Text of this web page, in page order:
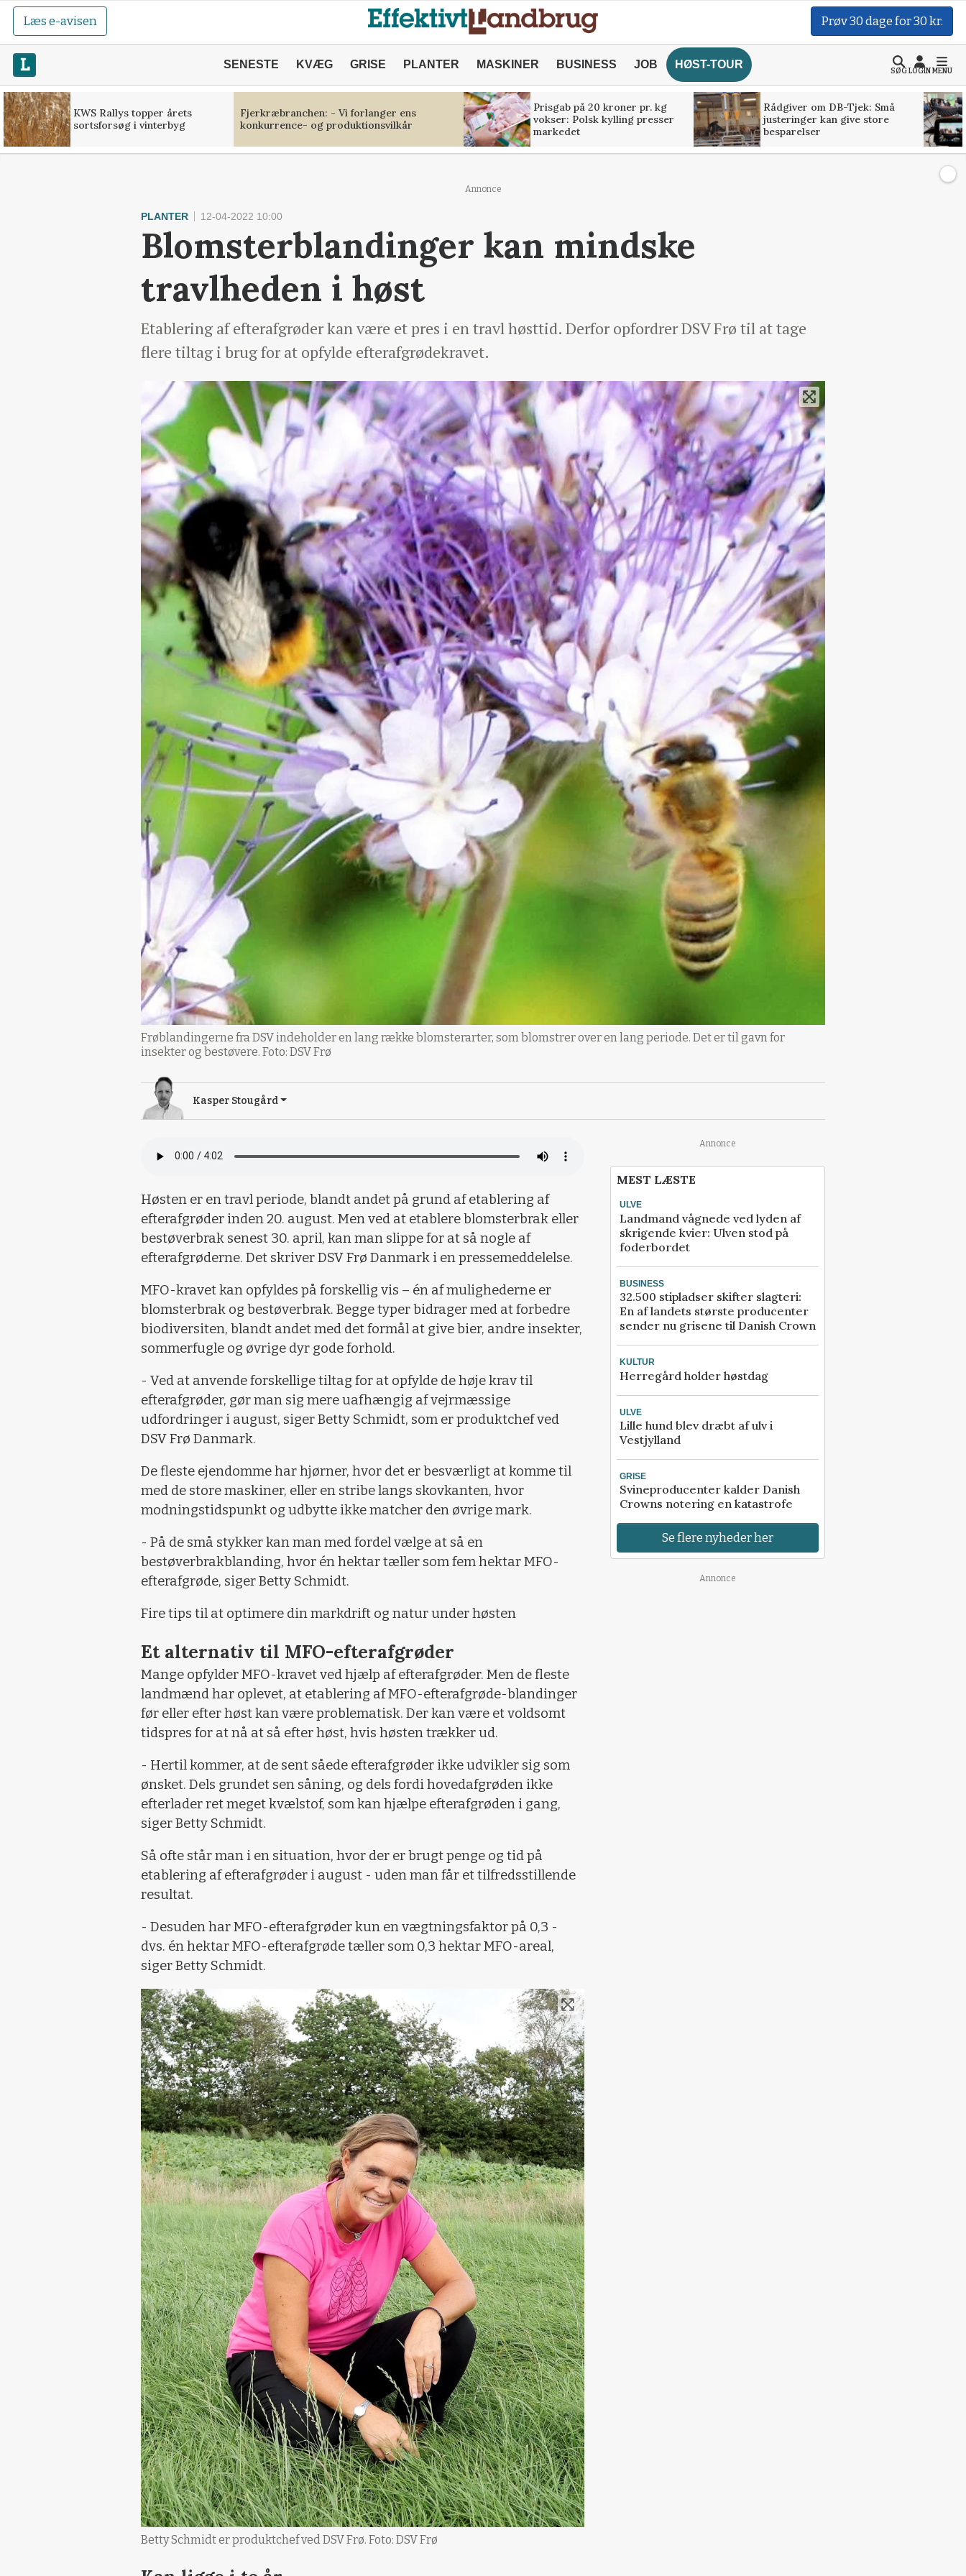
Læs e-avisen Prøv 30 dage for 30 kr.
SENESTE KVÆG GRISE PLANTER MASKINER BUSINESS JOB HØST-TOUR
SØGLOGINMENU
KWS Rallys topper årets
sortsforsøg i vinterbyg
Fjerkræbranchen: - Vi forlanger ens
konkurrence- og produktionsvilkår
Prisgab på 20 kroner pr. kg
vokser: Polsk kylling presser
markedet
Rådgiver om DB-Tjek: Små
justeringer kan give store
besparelser
Annonce
PLANTER 12-04-2022 10:00
Blomsterblandinger kan mindske
travlheden i høst
Etablering af efterafgrøder kan være et pres i en travl høsttid. Derfor opfordrer DSV Frø til at tage
flere tiltag i brug for at opfylde efterafgrødekravet.
Frøblandingerne fra DSV indeholder en lang række blomsterarter, som blomstrer over en lang periode. Det er til gavn for
insekter og bestøvere. Foto: DSV Frø
Kasper Stougård
Høsten er en travl periode, blandt andet på grund af etablering af
efterafgrøder inden 20. august. Men ved at etablere blomsterbrak eller
bestøverbrak senest 30. april, kan man slippe for at så nogle af
efterafgrøderne. Det skriver DSV Frø Danmark i en pressemeddelelse.
MFO-kravet kan opfyldes på forskellig vis – én af mulighederne er
blomsterbrak og bestøverbrak. Begge typer bidrager med at forbedre
biodiversiten, blandt andet med det formål at give bier, andre insekter,
sommerfugle og øvrige dyr gode forhold.
- Ved at anvende forskellige tiltag for at opfylde de høje krav til
efterafgrøder, gør man sig mere uafhængig af vejrmæssige
udfordringer i august, siger Betty Schmidt, som er produktchef ved
DSV Frø Danmark.
De fleste ejendomme har hjørner, hvor det er besværligt at komme til
med de store maskiner, eller en stribe langs skovkanten, hvor
modningstidspunkt og udbytte ikke matcher den øvrige mark.
- På de små stykker kan man med fordel vælge at så en
bestøverbrakblanding, hvor én hektar tæller som fem hektar MFO-
efterafgrøde, siger Betty Schmidt.
Fire tips til at optimere din markdrift og natur under høsten
Et alternativ til MFO-efterafgrøder
Mange opfylder MFO-kravet ved hjælp af efterafgrøder. Men de fleste
landmænd har oplevet, at etablering af MFO-efterafgrøde-blandinger
før eller efter høst kan være problematisk. Der kan være et voldsomt
tidspres for at nå at så efter høst, hvis høsten trækker ud.
- Hertil kommer, at de sent såede efterafgrøder ikke udvikler sig som
ønsket. Dels grundet sen såning, og dels fordi hovedafgrøden ikke
efterlader ret meget kvælstof, som kan hjælpe efterafgrøden i gang,
siger Betty Schmidt.
Så ofte står man i en situation, hvor der er brugt penge og tid på
etablering af efterafgrøder i august - uden man får et tilfredsstillende
resultat.
- Desuden har MFO-efterafgrøder kun en vægtningsfaktor på 0,3 -
dvs. én hektar MFO-efterafgrøde tæller som 0,3 hektar MFO-areal,
siger Betty Schmidt.
Betty Schmidt er produktchef ved DSV Frø. Foto: DSV Frø
Annonce
MEST LÆSTE
ULVE
Landmand vågnede ved lyden af
skrigende kvier: Ulven stod på
foderbordet
BUSINESS
32.500 stipladser skifter slagteri:
En af landets største producenter
sender nu grisene til Danish Crown
KULTUR
Herregård holder høstdag
ULVE
Lille hund blev dræbt af ulv i
Vestjylland
GRISE
Svineproducenter kalder Danish
Crowns notering en katastrofe
Se flere nyheder her
Annonce